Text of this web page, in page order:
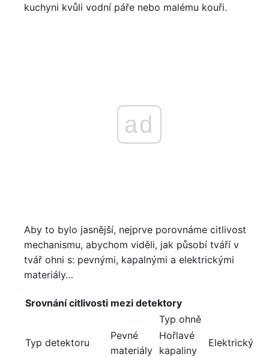
kuchyni kvůli vodní páře nebo malému kouři.
ad
Aby to bylo jasnější, nejprve porovnáme citlivost
mechanismu, abychom viděli, jak působí tváří v
tvář ohni s: pevnými, kapalnými a elektrickými
materiály…
Srovnání citlivosti mezi detektory
Typ ohně
Typ detektoru
Pevné
materiály
Hořlavé
kapaliny
Elektrický